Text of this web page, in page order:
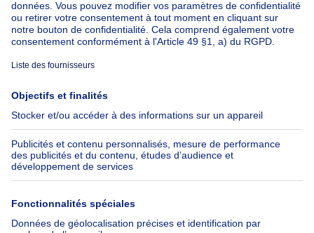
À propos
Immoweb
Presse
Emplois
Groupe Axel Springer
SeLoger.com
Immowelt.de
Outils
Belfius
Assurances
Check-list déménagement
Aide Suivez-nous